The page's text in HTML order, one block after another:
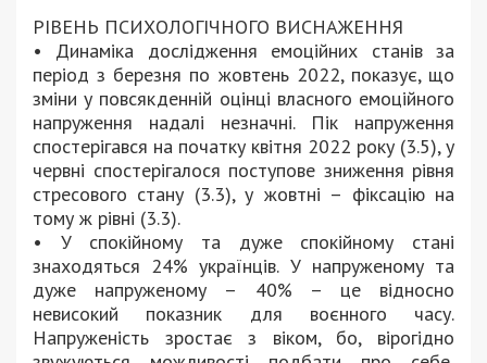
РІВЕНЬ ПСИХОЛОГІЧНОГО ВИСНАЖЕННЯ
• Динаміка дослідження емоційних станів за
період з березня по жовтень 2022, показує, що
зміни у повсякденній оцінці власного емоційного
напруження надалі незначні. Пік напруження
спостерігався на початку квітня 2022 року (3.5), у
червні спостерігалося поступове зниження рівня
стресового стану (3.3), у жовтні – фіксацію на
тому ж рівні (3.3).
• У спокійному та дуже спокійному стані
знаходяться 24% українців. У напруженому та
дуже напруженому – 40% – це відносно
невисокий показник для воєнного часу.
Напруженість зростає з віком, бо, вірогідно